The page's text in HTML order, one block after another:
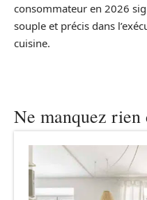
consommateur en 2026
souple et précis dans
cuisine.
Ne manquez rien